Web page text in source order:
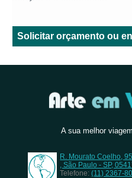
Solicitar orçamento ou
A sua melhor
R. Mourato Coelho,
, São Paulo - SP,
Telefone:(11) 2367-